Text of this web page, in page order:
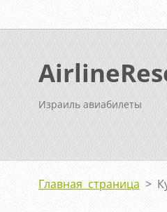
Израиль авиабилеты
Главная страница >